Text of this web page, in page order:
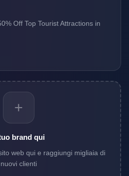
Off Top Tourist Attractions in
+
brand qui
web qui e raggiungi migliaia di
nuovi clienti